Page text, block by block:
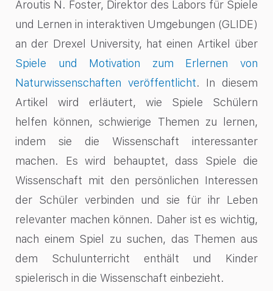
Aroutis N. Foster, Direktor des Labors für Spiele
und Lernen in interaktiven Umgebungen (GLIDE)
an der Drexel University, hat einen Artikel über
Spiele und Motivation zum Erlernen von
Naturwissenschaften veröffentlicht. In diesem
Artikel wird erläutert, wie Spiele Schülern
helfen können, schwierige Themen zu lernen,
indem sie die Wissenschaft interessanter
machen. Es wird behauptet, dass Spiele die
Wissenschaft mit den persönlichen Interessen
der Schüler verbinden und sie für ihr Leben
relevanter machen können. Daher ist es wichtig,
nach einem Spiel zu suchen, das Themen aus
dem Schulunterricht enthält und Kinder
spielerisch in die Wissenschaft einbezieht.